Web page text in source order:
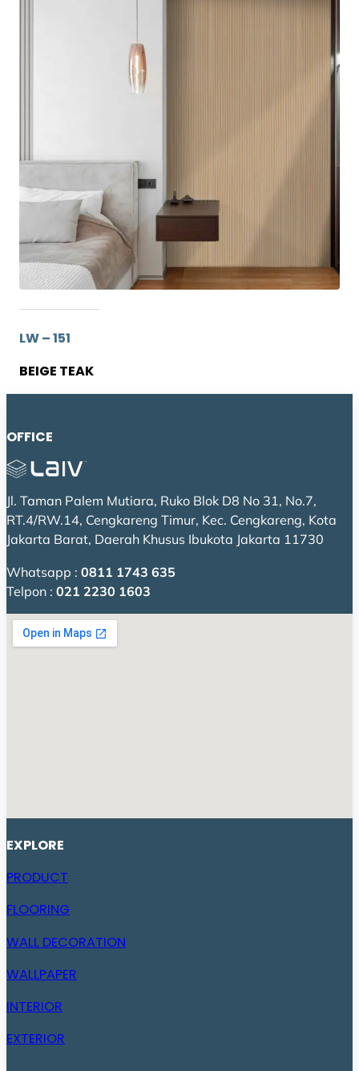
LW – 151
BEIGE TEAK
OFFICE
Jl. Taman Palem Mutiara, Ruko Blok D8 No 31, No.7,
RT.4/RW.14, Cengkareng Timur, Kec. Cengkareng, Kota
Jakarta Barat, Daerah Khusus Ibukota Jakarta 11730
Whatsapp : 0811 1743 635
Telpon : 021 2230 1603
EXPLORE
PRODUCT
FLOORING
WALL DECORATION
WALLPAPER
INTERIOR
EXTERIOR